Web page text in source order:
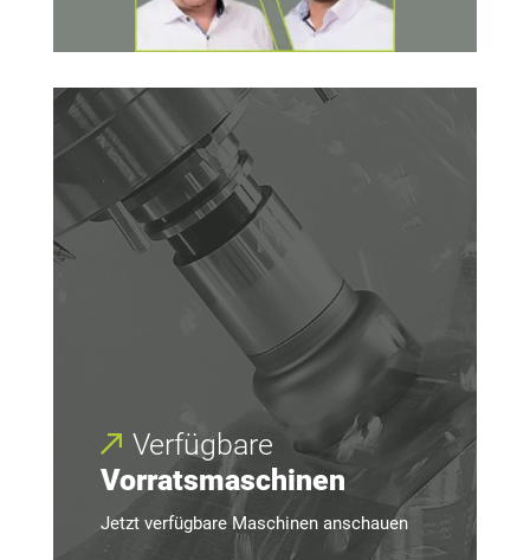
Verfügbare
Vorratsmaschinen
Jetzt verfügbare Maschinen anschauen